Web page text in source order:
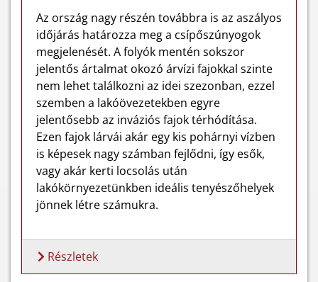
Az ország nagy részén továbbra is az aszályos
időjárás határozza meg a csípőszúnyogok
megjelenését. A folyók mentén sokszor
jelentős ártalmat okozó árvízi fajokkal szinte
nem lehet találkozni az idei szezonban, ezzel
szemben a lakóövezetekben egyre
jelentősebb az inváziós fajok térhódítása.
Ezen fajok lárvái akár egy kis pohárnyi vízben
is képesek nagy számban fejlődni, így esők,
vagy akár kerti locsolás után
lakókörnyezetünkben ideális tenyészőhelyek
jönnek létre számukra.
Részletek